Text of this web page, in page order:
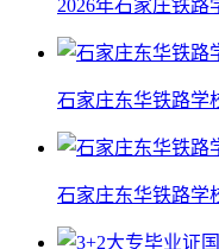
2026年石家庄铁路
石家庄东华铁路学
石家庄东华铁路学